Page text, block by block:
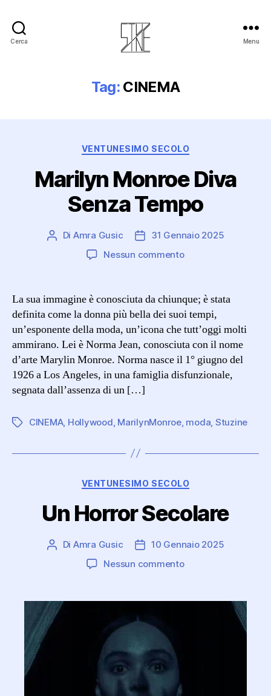
Cerca Menu
Tag: CINEMA
Categorie
VENTUNESIMO SECOLO
Marilyn Monroe Diva
Senza Tempo
Autore
Di Amra Gusic
Data31 Gennaio 2025
Nessun commentosu
Senza
Tempo
La sua immagine è conosciuta da chiunque; è stata
definita come la donna più bella dei suoi tempi,
un’esponente della moda, un’icona che tutt’oggi molti
ammirano. Lei è Norma Jean, conosciuta con il nome
d’arte Marylin Monroe. Norma nasce il 1° giugno del
1926 a Los Angeles, in una famiglia disfunzionale,
segnata dall’assenza di un […]
Tag CINEMA, Hollywood MarilynMonroe, moda Stuzine
Categorie
VENTUNESIMO SECOLO
Un Horror Secolare
Autore
Di Amra Gusic
Data
dell'articolo
10 Gennaio 2025
Nessun commentosu
Secolare